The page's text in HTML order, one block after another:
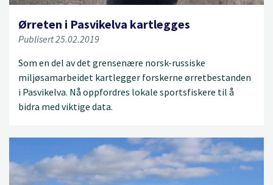
Ørreten i Pasvikelva kartlegges
Publisert 25.02.2019
Som en del av det grensenære norsk-russiske
miljøsamarbeidet kartlegger forskerne ørretbestanden
i Pasvikelva. Nå oppfordres lokale sportsfiskere til å
bidra med viktige data.